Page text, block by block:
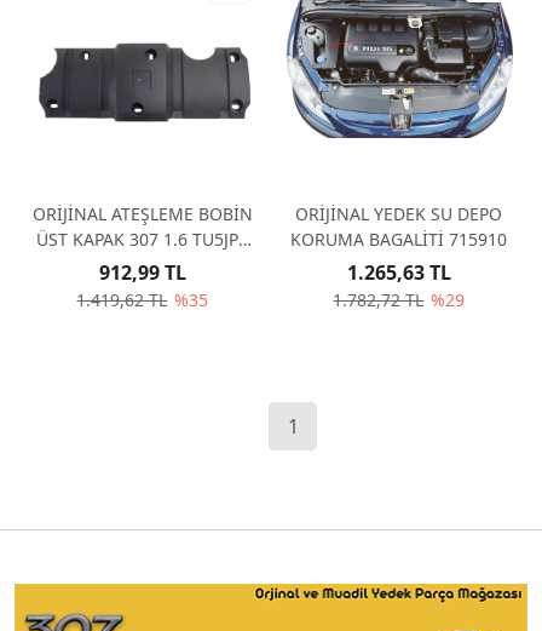
ORİJİNAL ATEŞLEME BOBİN
ÜST KAPAK 307 1.6 TU5JP4
596435
1.419,62 TL %35
912,99 TL
ORİJİNAL YEDEK SU DEPO
KORUMA BAGALİTİ 715910
1.782,72 TL %29
1.265,63 TL
1